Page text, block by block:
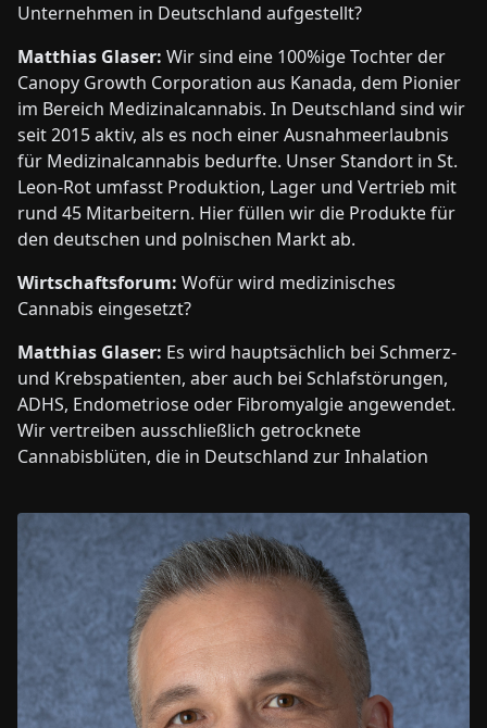
Unternehmen in Deutschland aufgestellt?
Matthias Glaser: Wir sind eine 100%ige Tochter der
Canopy Growth Corporation aus Kanada, dem Pionier
im Bereich Medizinalcannabis. In Deutschland sind wir
seit 2015 aktiv, als es noch einer Ausnahmeerlaubnis
für Medizinalcannabis bedurfte. Unser Standort in St.
Leon-Rot umfasst Produktion, Lager und Vertrieb mit
rund 45 Mitarbeitern. Hier füllen wir die Produkte für
den deutschen und polnischen Markt ab.
Wirtschaftsforum: Wofür wird medizinisches
Cannabis eingesetzt?
Matthias Glaser: Es wird hauptsächlich bei Schmerz-
und Krebspatienten, aber auch bei Schlafstörungen,
ADHS, Endometriose oder Fibromyalgie angewendet.
Wir vertreiben ausschließlich getrocknete
Cannabisblüten, die in Deutschland zur Inhalation